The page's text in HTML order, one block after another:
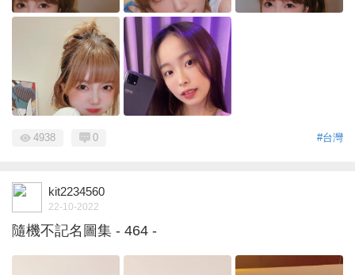
#台灣
4938 0
kit2234560
22-10-2022
隨機不記名圖集 - 464 -